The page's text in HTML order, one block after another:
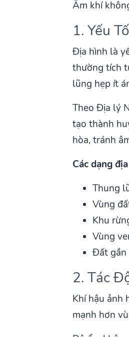
Âm khí
1. Yếu
Địa hình là
thường tích
lũng hẹp ít
Theo Địa lý
tạo thành
hòa, tránh
Các dạng
Thung
Vùng
Khu
Vùng
Đất gần
2. Tác
Khí hậu ảnh
mạnh hơn